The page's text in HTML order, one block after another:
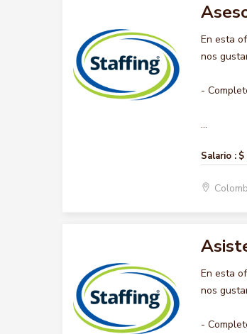
En esta
nos
-
...
Salario : $
En esta
nos
-